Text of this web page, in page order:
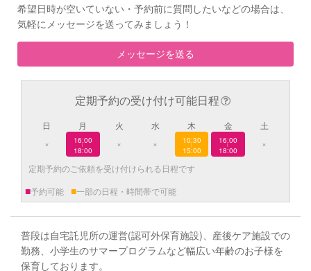
希望日時が空いていない・予約前に質問したいなどの場合は、
気軽にメッセージを送ってみましょう！
メッセージを送る
定期予約の受け付け可能日程
日
×
月
16:00
|
18:00
火
×
水
×
木
10:30
|
15:00
金
16:00
|
18:00
土
×
定期予約のご依頼を受け付けられる日程です
■予約可能 ■一部の日程・時間帯で可能
普段は自宅託児所の運営(認可外保育施設)、産後ケア施設での
勤務、小学生のサマープログラムなど幅広い年齢のお子様を
保育しております。